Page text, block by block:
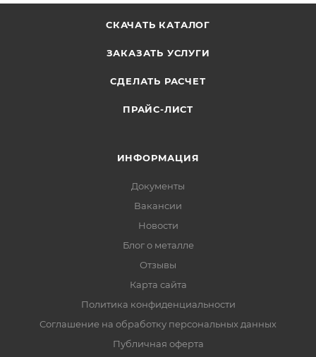
СКАЧАТЬ КАТАЛОГ
ЗАКАЗАТЬ УСЛУГИ
СДЕЛАТЬ РАСЧЕТ
ПРАЙС-ЛИСТ
ИНФОРМАЦИЯ
Документы
Вакансии
Новости
Блог о металле
Отзывы
Карта сайта
Политика конфиденциальности
Соглашение на обработку персональных данных
Публичная оферта